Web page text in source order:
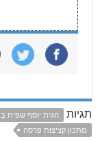
תגיות חגית יוסף שפית
מתכון קציצות פרסה